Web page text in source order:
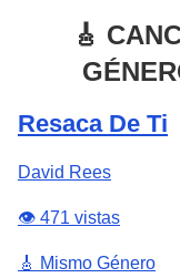
🎸
Resaca De Ti
David Rees
👁️ 471 vistas
🎸 Mismo Género